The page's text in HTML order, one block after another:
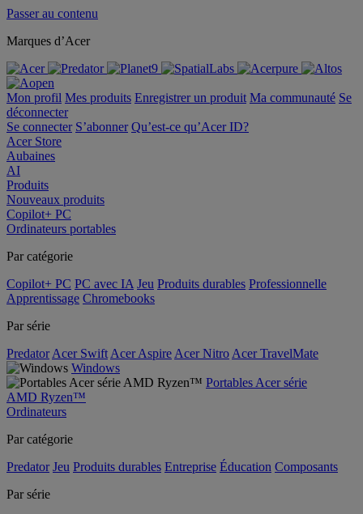
Passer au contenu
Marques d’Acer
Mon profil Mes produits Enregistrer un produit Ma communauté Se
déconnecter
Se connecter S’abonner Qu’est-ce qu’Acer ID?
Acer Store
Aubaines
AI
Produits
Nouveaux produits
Copilot+ PC
Ordinateurs portables
Par catégorie
Copilot+ PC PC avec IA Jeu Produits durables Professionnelle
Apprentissage Chromebooks
Par série
Predator Acer Swift Acer Aspire Acer Nitro Acer TravelMate
Windows
Portables Acer série
AMD Ryzen™
Ordinateurs
Par catégorie
Predator Jeu Produits durables Entreprise Éducation Composants
Par série